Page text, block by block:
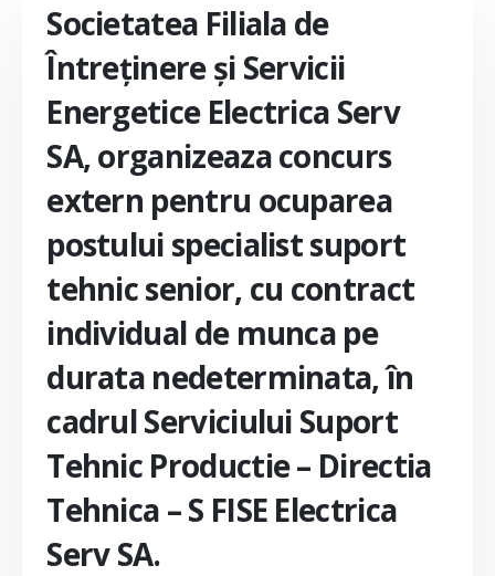
Societatea Filiala de
Întreţinere şi Servicii
Energetice Electrica Serv
SA, organizeaza concurs
extern pentru ocuparea
postului specialist suport
tehnic senior, cu contract
individual de munca pe
durata nedeterminata, în
cadrul Serviciului Suport
Tehnic Productie – Directia
Tehnica – S FISE Electrica
Serv SA.